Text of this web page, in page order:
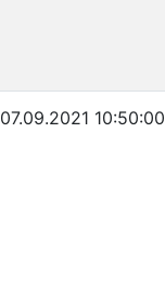
07.09.2021 10:50:00